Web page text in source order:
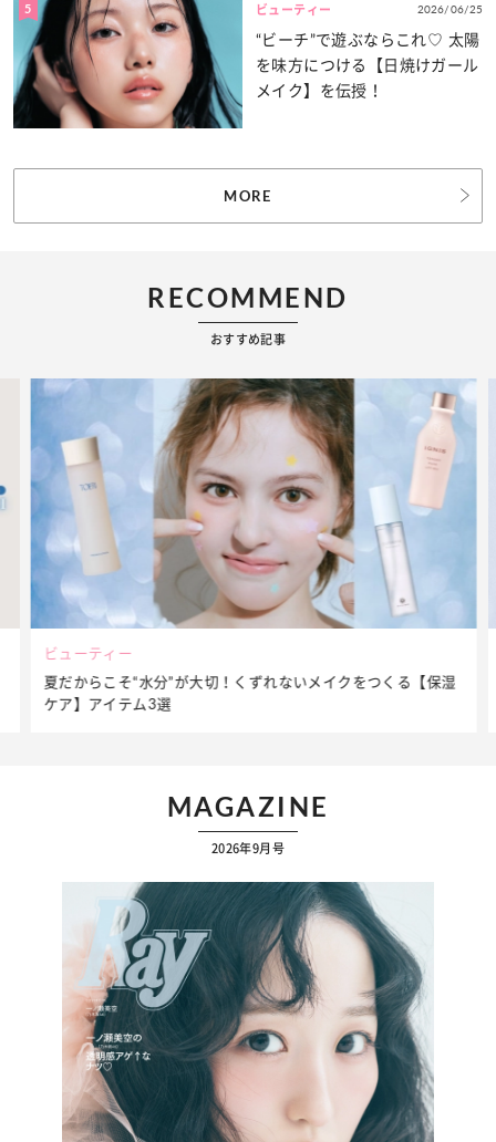
5 ビューティー 2026/06/25
“ビーチ”で遊ぶならこれ♡ 太陽
を味方につける【日焼けガール
メイク】を伝授！
MORE
RECOMMEND
おすすめ記事
ビューティー
夏だからこそ“水分”が大切！くずれないメイクをつくる【保湿
ケア】アイテム3選
MAGAZINE
2026年9月号